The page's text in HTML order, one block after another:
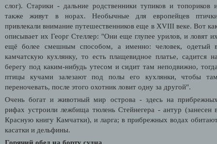
слог). Старики - дальние родственники тупиков и топориков
также живут в норах. Необычные для европейцев
привлекали внимание путешественников еще в XVIII веке. Вот
описывает их Георг Стеллер: "Они еще глупее урилов, и ловят
ещё более смешным способом, а именно: человек, одетый
камчатскую кухлянку, то есть плащевидное платье, садится
берегу под каким-нибудь утесом и сидит там неподвижно,
птицы кучами залезают под полы его кухлянки, чтобы
переночевать, после этого охотник ловит одну за другой".
Очень богат и животный мир острова - здесь на
рифах устроили лежбища тюлень Стейнегера - антур (занесен
Красную книгу Камчатки), и ларга; в прибрежных водах
касатки и дельфины.
Горячий обед на борту судна.